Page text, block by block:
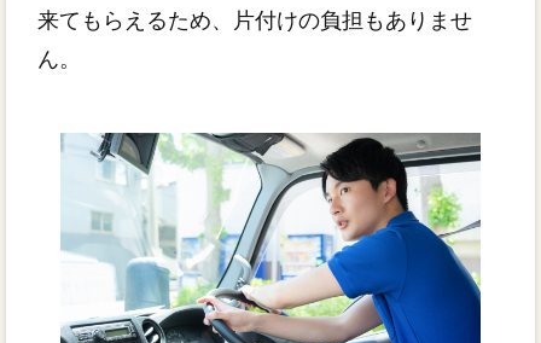
来てもらえるため、片付けの負担もありませ
ん。